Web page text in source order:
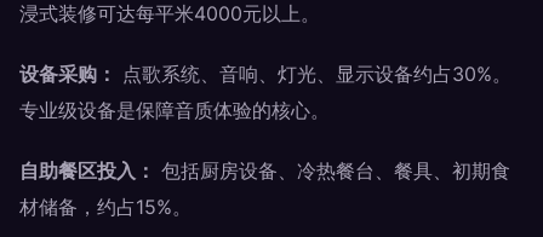
浸式装修可达每平米4000元以上。
设备采购：
点歌系统、音响、灯光、显示设备约占30%。
专业级设备是保障音质体验的核心。
自助餐区投入： 包括厨房设备、冷热餐台、餐具、初期食
材储备，约占15%。